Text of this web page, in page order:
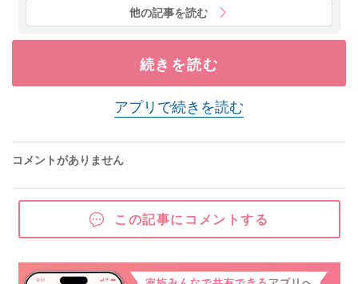
他の記事を読む
続きを読む
アプリで続きを読む
コメントがありません
この記事にコメントする